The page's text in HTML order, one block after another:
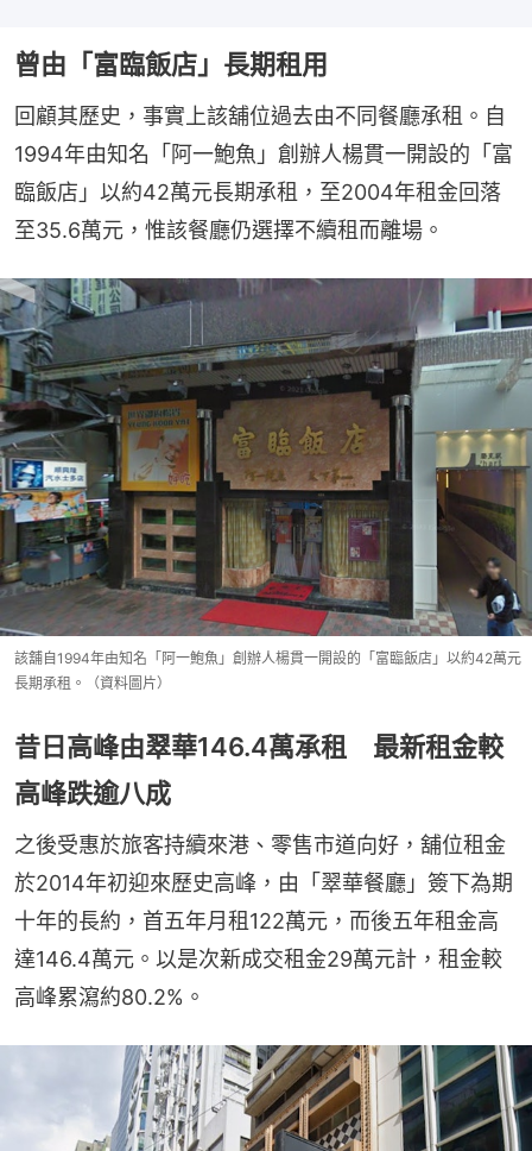
曾由「富臨飯店」長期租用
回顧其歷史，事實上該舖位過去由不同餐廳承租。自
1994年由知名「阿一鮑魚」創辦人楊貫一開設的「富
臨飯店」以約42萬元長期承租，至2004年租金回落
至35.6萬元，惟該餐廳仍選擇不續租而離場。
該舖自1994年由知名「阿一鮑魚」創辦人楊貫一開設的「富臨飯店」以約42萬元
長期承租。（資料圖片）
昔日高峰由翠華146.4萬承租 最新租金較
高峰跌逾八成
之後受惠於旅客持續來港、零售市道向好，舖位租金
於2014年初迎來歷史高峰，由「翠華餐廳」簽下為期
十年的長約，首五年月租122萬元，而後五年租金高
達146.4萬元。以是次新成交租金29萬元計，租金較
高峰累瀉約80.2%。